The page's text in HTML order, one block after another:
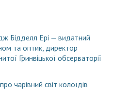
Бідделл Ері — видатний
та оптик, директор
Гринвіцької обсерваторії
чарівний світ колоїдів